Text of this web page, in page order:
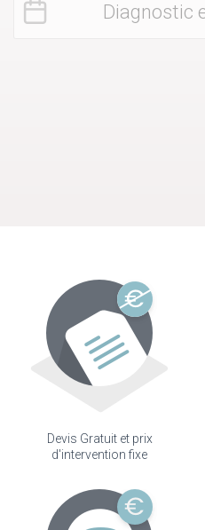
Diagnostic
Devis Gratuit et prix
d'intervention fixe